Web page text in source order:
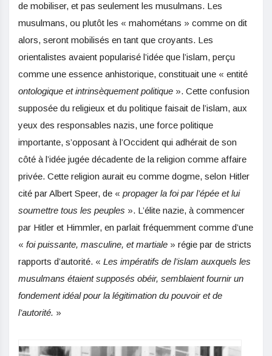
de mobiliser, et pas seulement les musulmans. Les
musulmans, ou plutôt les « mahométans » comme on dit
alors, seront mobilisés en tant que croyants. Les
orientalistes avaient popularisé l’idée que l’islam, perçu
comme une essence anhistorique, constituait une « entité
ontologique et intrinsèquement politique ». Cette confusion
supposée du religieux et du politique faisait de l’islam, aux
yeux des responsables nazis, une force politique
importante, s’opposant à l’Occident qui adhérait de son
côté à l’idée jugée décadente de la religion comme affaire
privée. Cette religion aurait eu comme dogme, selon Hitler
cité par Albert Speer, de « propager la foi par l’épée et lui
soumettre tous les peuples ». L’élite nazie, à commencer
par Hitler et Himmler, en parlait fréquemment comme d’une
« foi puissante, masculine, et martiale » régie par de stricts
rapports d’autorité. « Les impératifs de l’islam auxquels les
musulmans étaient supposés obéir, semblaient fournir un
fondement idéal pour la légitimation du pouvoir et de
l’autorité. »